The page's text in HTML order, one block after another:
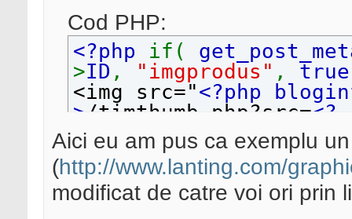
// Adds a custom
nd Page edit screens
function
global $sp_boxes;
if (
foreach (
Cod PHP:
<?php if(
>ID , "imgprodus" , true
<img src="<?php
> /timthumb.php?src=<?
php $values=
; echo $values[0];?
>
php the_title();?>">
Aici eu am pus ca exemplu
(http://www.lanting.com/
modificat de catre voi ori prin